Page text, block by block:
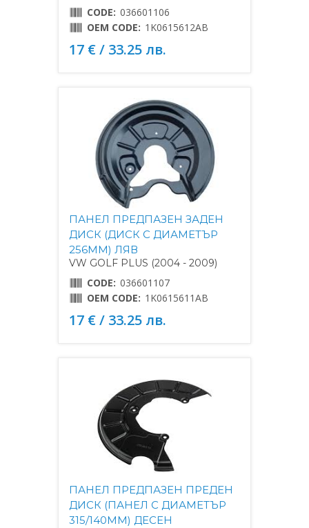
CODE: 036601106
OEM CODE: 1K0615612AB
17 € / 33.25 лв.
ПАНЕЛ ПРЕДПАЗЕН ЗАДЕН
ДИСК (ДИСК С ДИАМЕТЪР
256MM) ЛЯВ
VW GOLF PLUS (2004 - 2009)
CODE: 036601107
OEM CODE: 1K0615611AB
17 € / 33.25 лв.
ПАНЕЛ ПРЕДПАЗЕН ПРЕДЕН
ДИСК (ПАНЕЛ С ДИАМЕТЪР
315/140MM) ДЕСЕН